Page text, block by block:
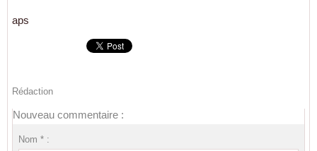
aps
Rédaction
Nouveau commentaire :
Nom * :